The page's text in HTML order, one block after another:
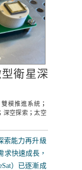
衛星深
雙模推進系統 ；
； 深空探索； 太空
索能力再升級
求快速成長，
）已逐漸成